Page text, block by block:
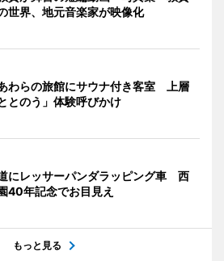
世界、地元音楽家が映像化
わらの旅館にサウナ付き客室 上層
とのう」体験呼びかけ
にレッサーパンダラッピング車 西
40年記念でお目見え
もっと見る